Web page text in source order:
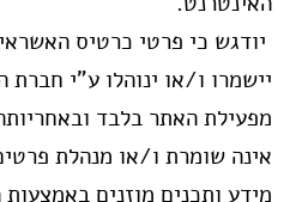
יודגש כי פרטי כרטיס
יישמרו ו/או ינוהלו ע”י
מפעילת האתר בלבד
אינה שומרת ו/או מנהלת
מידע ותכנים מוזנים